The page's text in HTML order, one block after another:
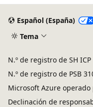
Español (España)
Tema
N.º de registro de SH
N.º de registro de PSB
Microsoft Azure operado
Declinación de